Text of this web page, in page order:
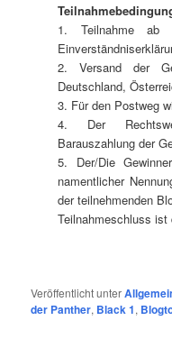
1. Teilnahme ab
2. Versand der
Deutschland,
3. Für den Postweg
4. Der
Barauszahlung der
5. Der/Die
namentlicher
der teilnehmenden
Teilnahmeschluss ist
Veröffentlicht unter
der Panther, Black 1,